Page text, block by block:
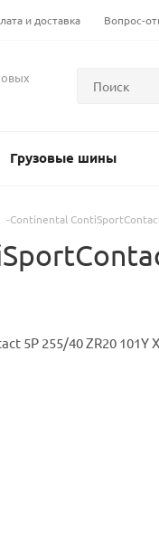
и доставка Вопрос-
Грузовые шины
-Continental